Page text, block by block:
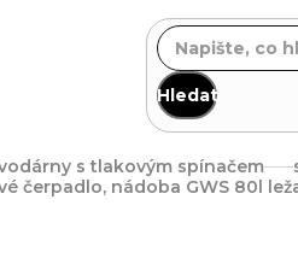
Hledat
s tlakovým spínačem
čerpadlo, nádoba GWS 80l